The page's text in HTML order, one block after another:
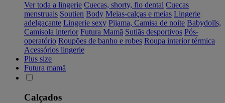
Ver toda a lingerie Cuecas, shorty, fio dental Cuecas
menstruais Soutien Body Meias-calças e meias Lingerie
adelgaçante Lingerie sexy Pijama, Camisa de noite Babydolls,
Camisola interior Futura Mamã Sutiãs desportivos Pós-
operatório Roupões de banho e robes Roupa interior térmica
Acessórios lingerie
Plus size
Futura mamã
Calçados